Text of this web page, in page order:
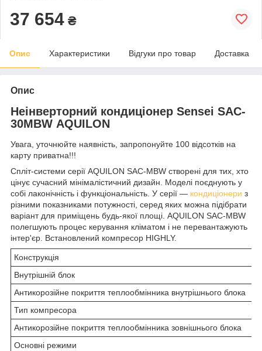
37 654 ₴
Опис Характеристики Відгуки про товар Доставка
Опис
Неінверторний кондиціонер Sensei SAC-
30MBW AQUILON
Увага, уточнюйте наявність, запропонуйте 100 відсотків на
карту приватна!!!
Спліт-системи серії AQUILON SAC-MBW створені для тих, хто
цінує сучасний мінімалістичний дизайн. Моделі поєднують у
собі лаконічність і функціональність. У серії — кондиціонери з
різними показниками потужності, серед яких можна підібрати
варіант для приміщень будь-якої площі. AQUILON SAC-MBW
полегшують процес керування кліматом і не перевантажують
інтер'єр. Встановлений компресор HIGHLY.
Конструкція
Внутрішній блок
Антикорозійне покриття теплообмінника внутрішнього блока
Тип компресора
Антикорозійне покриття теплообмінника зовнішнього блока
Основні режими